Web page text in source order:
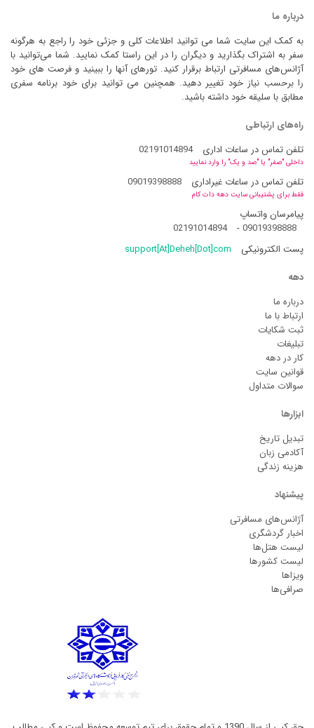
درباره ما
به کمک این سایت شما می توانید اطلاعات کلی و جزئی خود را راجع به هرگونه
سفر به اشتراک بگذارید و دیگران را در این راستا کمک نمایید. شما می‌توانید با
آژانس‌های مسافرتی ارتباط برقرار کنید. تورهای آنها را ببینید و فرصت های خود
را برحسب نیاز خود تغییر دهید. همچنین می توانید برای خود برنامه سفری
مطابق با سلیقه خود داشته باشید.
راه‌های ارتباطی
تلفن تماس در ساعات اداری
02191014894
داخلی "صفر" یا "صد و یک" را وارد نمایید
تلفن تماس در ساعات غیراداری 09019398888
فقط برای پشتیبانی سایت دهه دات کام
پیامرسان واتساپ
09019398888
-
02191014894
پست الکترونیکی
support[At]Deheh[Dot]com
دهه
درباره ما
ارتباط با ما
ثبت شکایات
تبلیغات
کار در دهه
قوانین سایت
سوالات متداول
ابزارها
تبدیل تاریخ
آکادمی زبان
هزینه زندگی
پیشنهاد
آژانس‌های مسافرتی
اخبار گردشگری
لیست هتل‌ها
لیست کشورها
ویزاها
صرافی‌ها